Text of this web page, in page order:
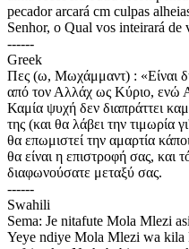
pecador arcará cm culpas
Senhor, o Qual vos inteirará de
------
Greek
Πες (ω, Μωχάμμαντ) : «Είναι
από τον Αλλάχ ως Κύριο, ενώ
Καμία ψυχή δεν διαπράττει
της (και θα λάβει την
θα επωμιστεί την αμαρτία
θα είναι η επιστροφή σας, και
διαφωνούσατε μεταξύ σας.
------
Swahili
Sema: Je nitafute Mola Mlezi
Yeye ndiye Mola Mlezi wa